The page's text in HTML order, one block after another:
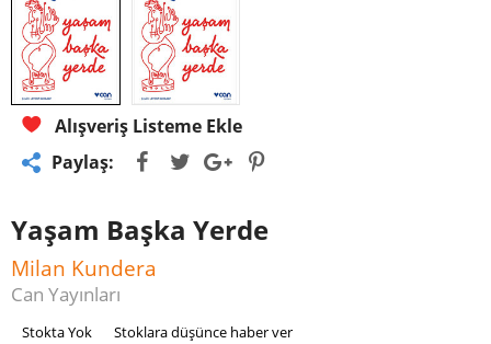
Alışveriş Listeme Ekle
Paylaş:
Yaşam Başka Yerde
Milan Kundera
Can Yayınları
Stokta Yok Stoklara düşünce haber ver